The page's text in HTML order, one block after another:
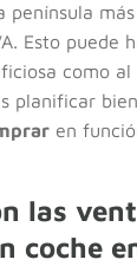
península
Esto puede
como
planificar
en
las
coche